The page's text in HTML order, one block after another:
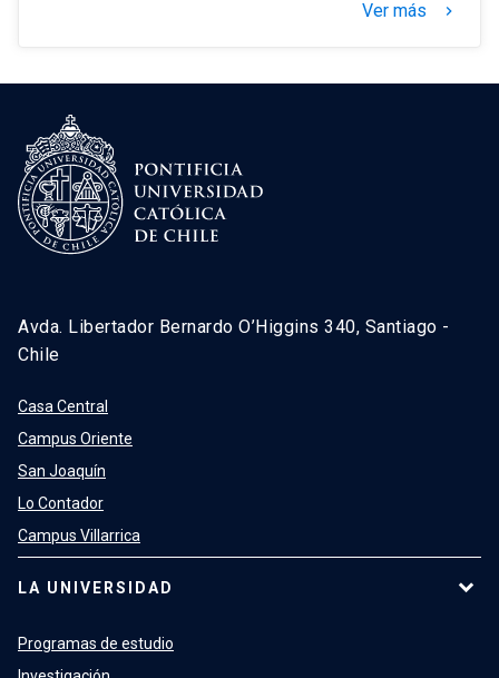
Ver más keyboard_arrow_right
Avda. Libertador Bernardo O’Higgins 340, Santiago -
Chile
Casa Central
Campus Oriente
San Joaquín
Lo Contador
Campus Villarrica
LA UNIVERSIDAD
Programas de estudio